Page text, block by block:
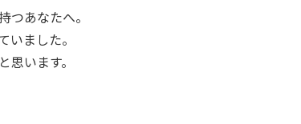
つあなたへ。
ました。
います。